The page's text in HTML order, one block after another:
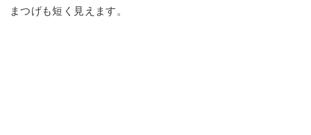
まつげも短く見えます。